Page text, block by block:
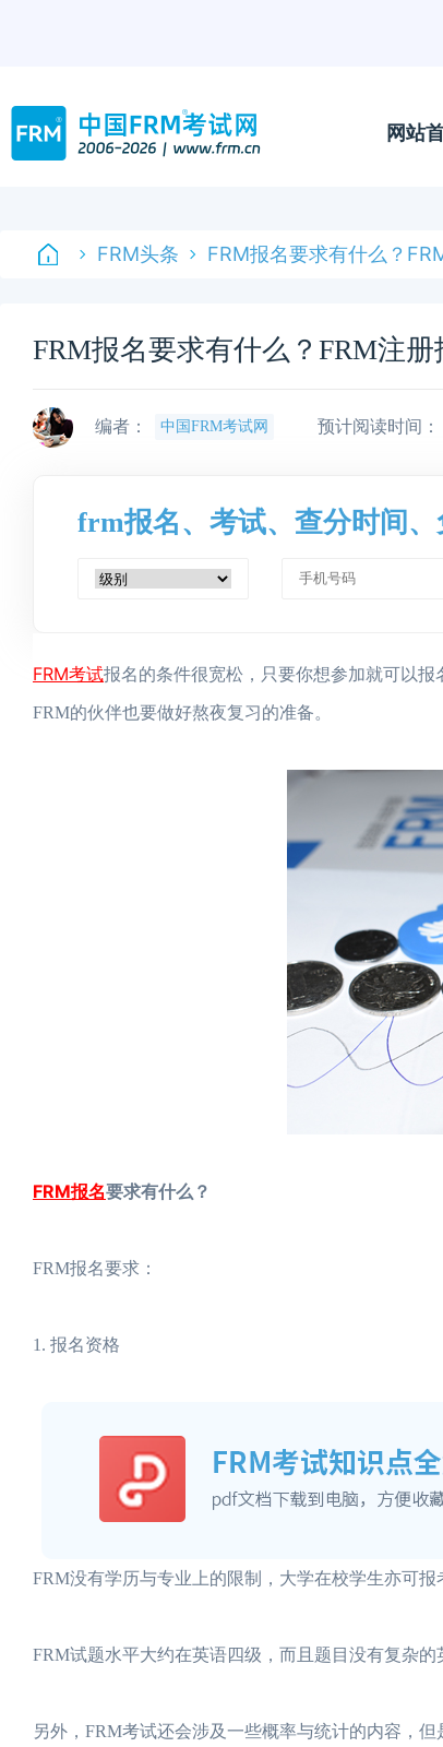
网站
FRM头条 FRM报名要求有什么？
FRM报名要求有什么？FRM注
编者： 中国FRM考试网 预计阅读时间：
frm报名、考试、查分时间
FRM考试报名的条件很宽松，只要你想参加就可以
FRM的伙伴也要做好熬夜复习的准备。
FRM报名要求有什么？
FRM报名要求：
1. 报名资格
FRM没有学历与专业上的限制，大学在校学生亦可报
FRM试题水平大约在英语四级，而且题目没有复杂
另外，FRM考试还会涉及一些概率与统计的内容，